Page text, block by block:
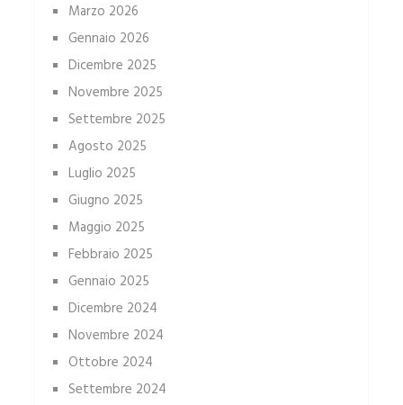
Marzo 2026
Gennaio 2026
Dicembre 2025
Novembre 2025
Settembre 2025
Agosto 2025
Luglio 2025
Giugno 2025
Maggio 2025
Febbraio 2025
Gennaio 2025
Dicembre 2024
Novembre 2024
Ottobre 2024
Settembre 2024